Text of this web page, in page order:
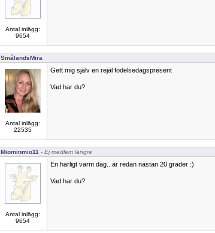
Antal inlägg:
9654
SmålandsMira
Antal inlägg:
22535
Gett mig själv en rejäl födelsedagspresent
Vad har du?
Miominmio11 - Ej medlem längre
Antal inlägg:
9654
En härligt varm dag.. är redan nästan 20 grader :)
Vad har du?